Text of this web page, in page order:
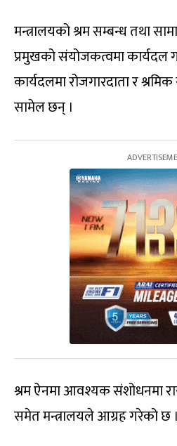
मन्त्रालयको श्रम सम्बन्ध तथा
प्रमुखको संयोजकत्वमा कार्यदल
कार्यदलमा रोजगारदाता र
सामेल छन् ।
श्रम ऐनमा आवश्यक संशोधनमा
समेत मन्त्रालयले आग्रह गरेको छ ।